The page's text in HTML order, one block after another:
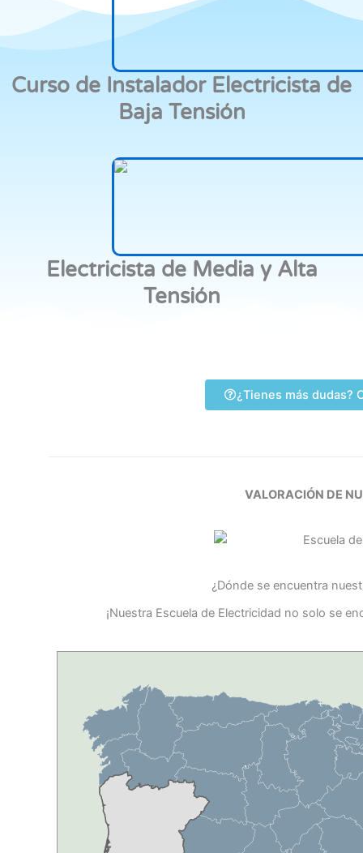
Curso de Instalador Electricista de
Baja Tensión
Electricista de Media y Alta
Tensión
¿Tienes más dudas?
VALORACIÓN DE
¿Dónde se encuentra
¡Nuestra Escuela de Electricidad no solo se